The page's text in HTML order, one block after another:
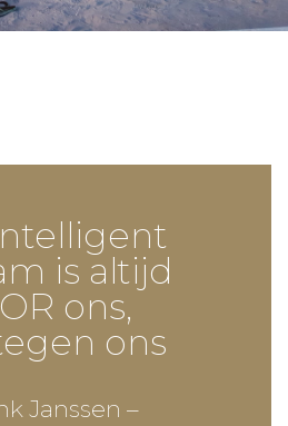
is altijd
ons,
ons
Janssen –